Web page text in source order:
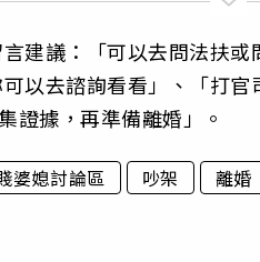
建議：「可以去問法扶
以去諮詢看看」、「打
證據，再準備離婚」。
婆媳討論區 吵架 離婚